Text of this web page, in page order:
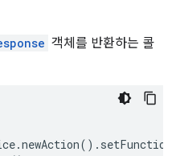
객체를 반환하는 콜
.newAction().